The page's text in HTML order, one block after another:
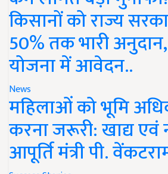
किसानों को राज्य
50% तक भारी
योजना में आवेदन..
News
महिलाओं को भूमि
करना जरूरी: खाद्य एवं
आपूर्ति मंत्री पी.